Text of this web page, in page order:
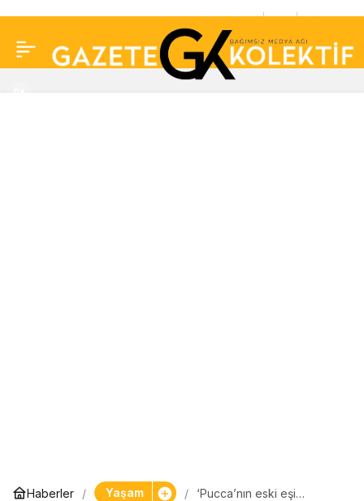
Haberler Yaşam
‘Pucca’nın eski eşi
Evirgen evleniyor: Şef